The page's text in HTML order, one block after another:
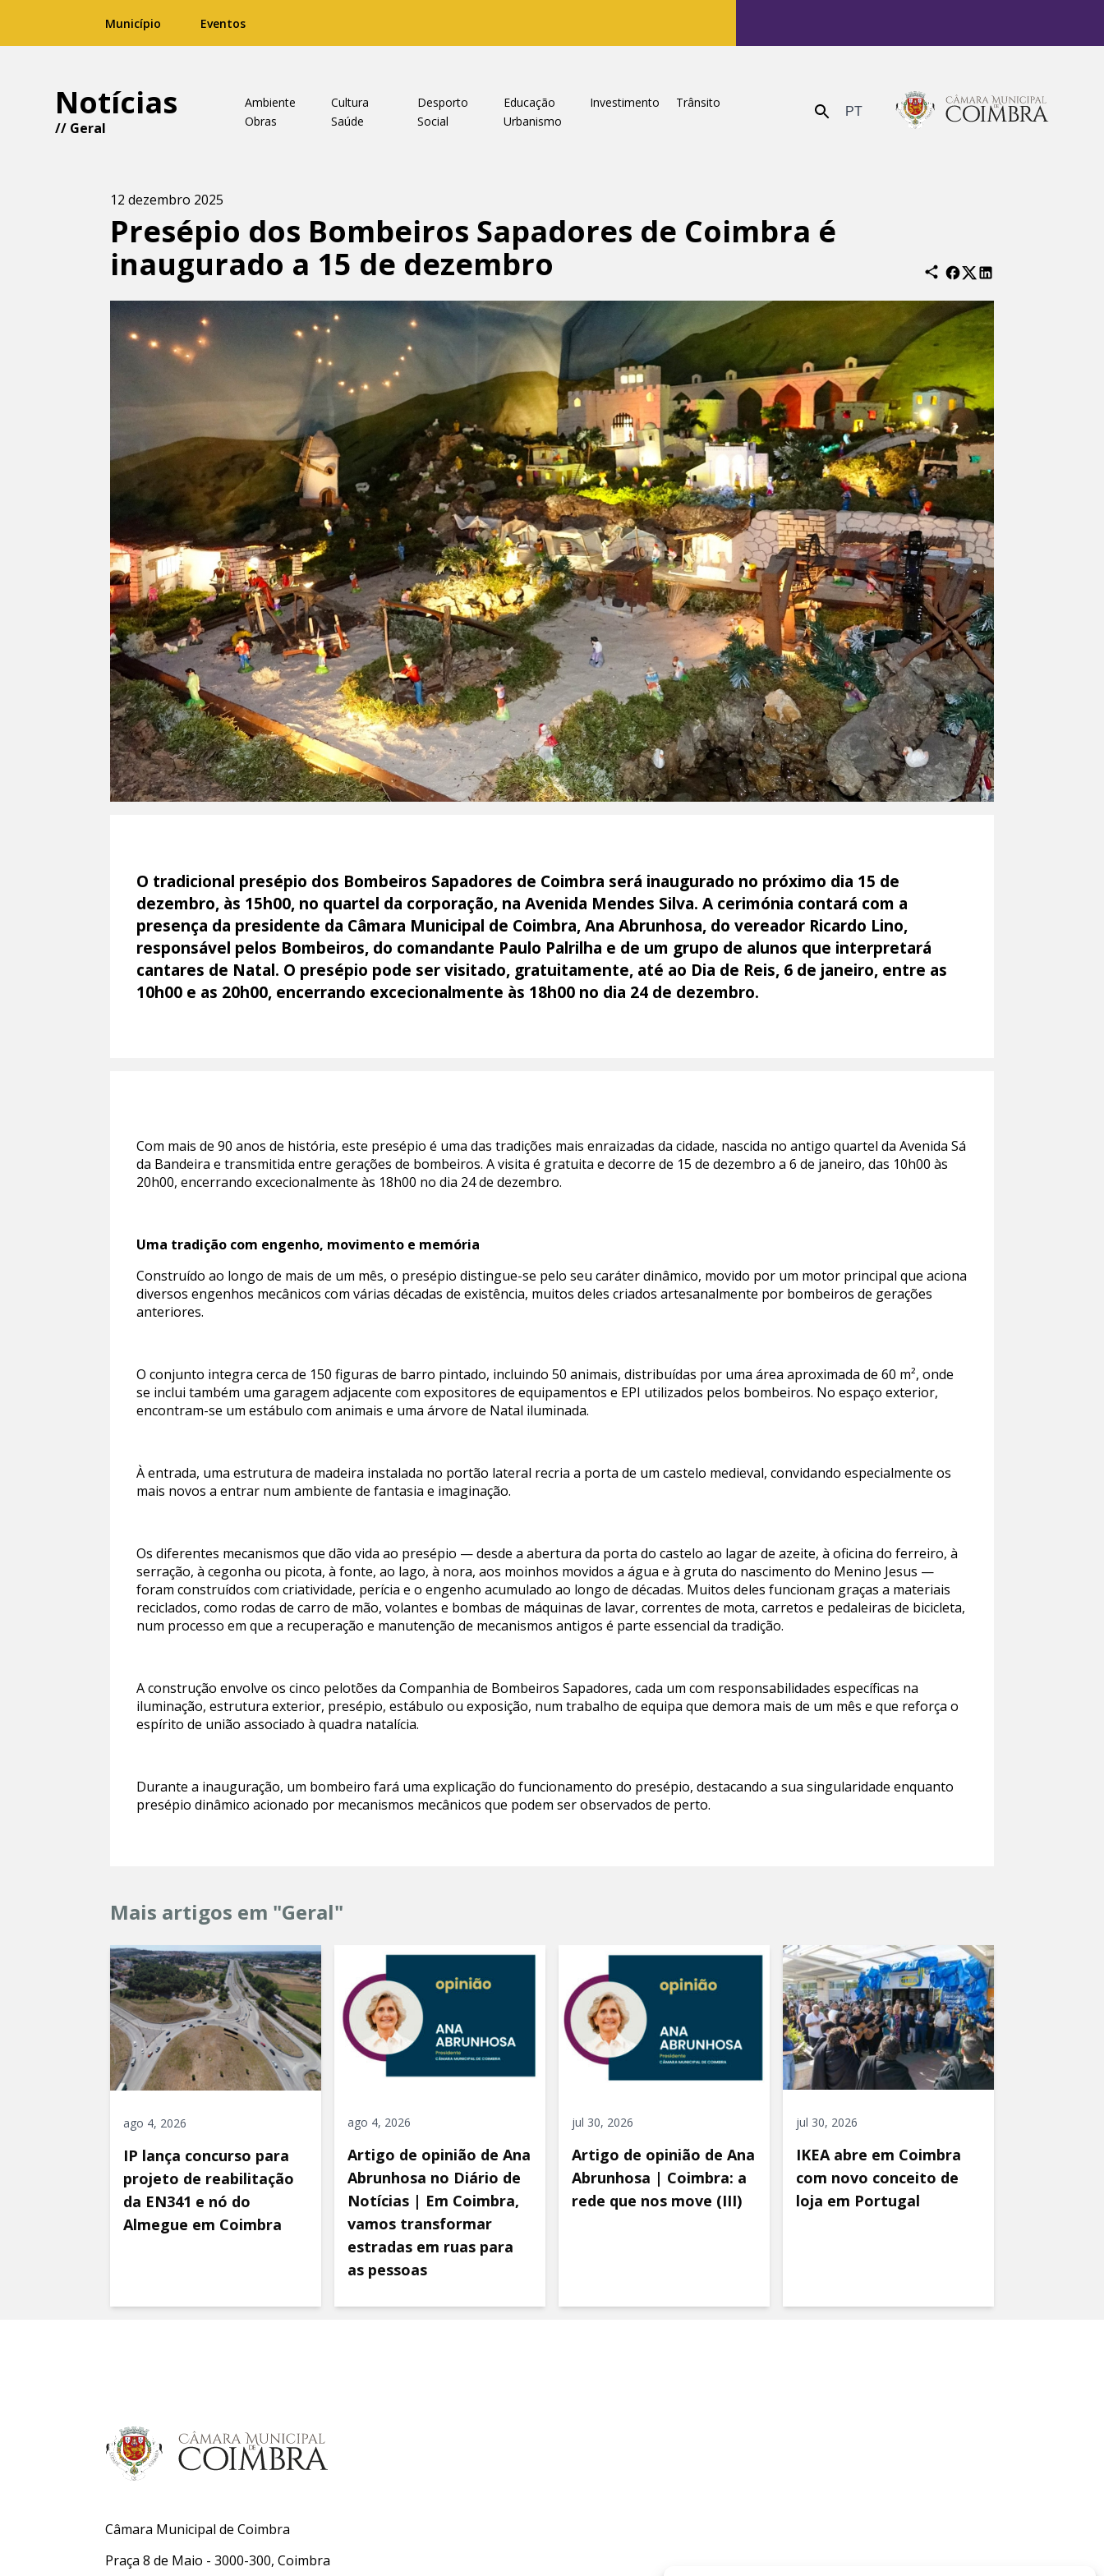
Município Eventos
Notícias
// Geral
Ambiente Cultura Desporto Educação Investimento
Trânsito
Obras
Saúde Social Urbanismo Enviar PT
12 dezembro 2025
Presépio dos Bombeiros Sapadores de Coimbra é
inaugurado a 15 de dezembro
O tradicional presépio dos Bombeiros Sapadores de Coimbra será inaugurado no próximo dia 15 de
dezembro, às 15h00, no quartel da corporação, na Avenida Mendes Silva. A cerimónia contará com a
presença da presidente da Câmara Municipal de Coimbra, Ana Abrunhosa, do vereador Ricardo Lino,
responsável pelos Bombeiros, do comandante Paulo Palrilha e de um grupo de alunos que interpretará
cantares de Natal. O presépio pode ser visitado, gratuitamente, até ao Dia de Reis, 6 de janeiro, entre as
10h00 e as 20h00, encerrando excecionalmente às 18h00 no dia 24 de dezembro.
Com mais de 90 anos de história, este presépio é uma das tradições mais enraizadas da cidade, nascida no antigo quartel da Avenida Sá
da Bandeira e transmitida entre gerações de bombeiros. A visita é gratuita e decorre de 15 de dezembro a 6 de janeiro, das 10h00 às
20h00, encerrando excecionalmente às 18h00 no dia 24 de dezembro.
Uma tradição com engenho, movimento e memória
Construído ao longo de mais de um mês, o presépio distingue-se pelo seu caráter dinâmico, movido por um motor principal que aciona
diversos engenhos mecânicos com várias décadas de existência, muitos deles criados artesanalmente por bombeiros de gerações
anteriores.
O conjunto integra cerca de 150 figuras de barro pintado, incluindo 50 animais, distribuídas por uma área aproximada de 60 m², onde
se inclui também uma garagem adjacente com expositores de equipamentos e EPI utilizados pelos bombeiros. No espaço exterior,
encontram-se um estábulo com animais e uma árvore de Natal iluminada.
À entrada, uma estrutura de madeira instalada no portão lateral recria a porta de um castelo medieval, convidando especialmente os
mais novos a entrar num ambiente de fantasia e imaginação.
Os diferentes mecanismos que dão vida ao presépio — desde a abertura da porta do castelo ao lagar de azeite, à oficina do ferreiro, à
serração, à cegonha ou picota, à fonte, ao lago, à nora, aos moinhos movidos a água e à gruta do nascimento do Menino Jesus —
foram construídos com criatividade, perícia e o engenho acumulado ao longo de décadas. Muitos deles funcionam graças a materiais
reciclados, como rodas de carro de mão, volantes e bombas de máquinas de lavar, correntes de mota, carretos e pedaleiras de bicicleta,
num processo em que a recuperação e manutenção de mecanismos antigos é parte essencial da tradição.
A construção envolve os cinco pelotões da Companhia de Bombeiros Sapadores, cada um com responsabilidades específicas na
iluminação, estrutura exterior, presépio, estábulo ou exposição, num trabalho de equipa que demora mais de um mês e que reforça o
espírito de união associado à quadra natalícia.
Durante a inauguração, um bombeiro fará uma explicação do funcionamento do presépio, destacando a sua singularidade enquanto
presépio dinâmico acionado por mecanismos mecânicos que podem ser observados de perto.
Mais artigos em "Geral"
ago 4, 2026
IP lança concurso para
projeto de reabilitação
da EN341 e nó do
Almegue em Coimbra
ago 4, 2026
Artigo de opinião de Ana
Abrunhosa no Diário de
Notícias | Em Coimbra,
vamos transformar
estradas em ruas para
as pessoas
jul 30, 2026
Artigo de opinião de Ana
Abrunhosa | Coimbra: a
rede que nos move (III)
jul 30, 2026
IKEA abre em Coimbra
com novo conceito de
loja em Portugal
Câmara Municipal de Coimbra
Praça 8 de Maio - 3000-300, Coimbra